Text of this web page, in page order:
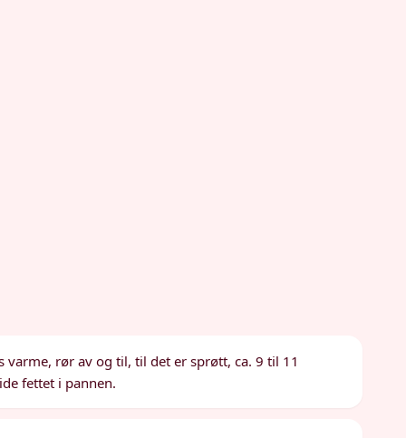
varme, rør av og til, til det er sprøtt, ca. 9 til 11
fettet i pannen.